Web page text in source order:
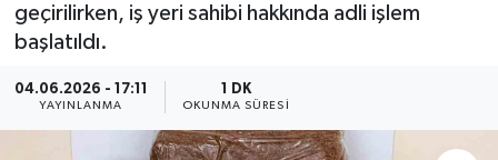
geçirilirken, iş yeri sahibi hakkında adli işlem
başlatıldı.
04.06.2026 - 17:11
YAYINLANMA
1 DK
OKUNMA SÜRESI
Yaşam